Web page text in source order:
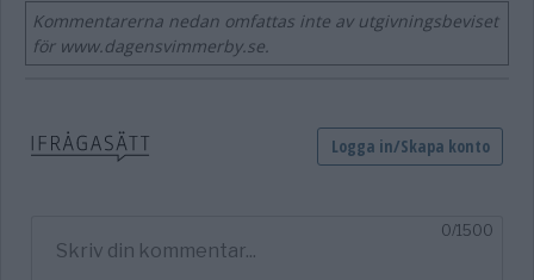
Kommentarerna nedan omfattas inte av utgivningsbeviset
för www.dagensvimmerby.se.